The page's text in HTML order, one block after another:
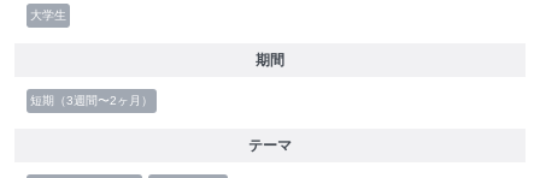
大学生
期間
短期（3週間〜2ヶ月）
テーマ